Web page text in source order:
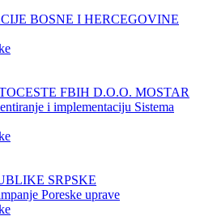
BOSNE I HERCEGOVINE
FBIH D.O.O. MOSTAR
i implementaciju Sistema
SRPSKE
Poreske uprave